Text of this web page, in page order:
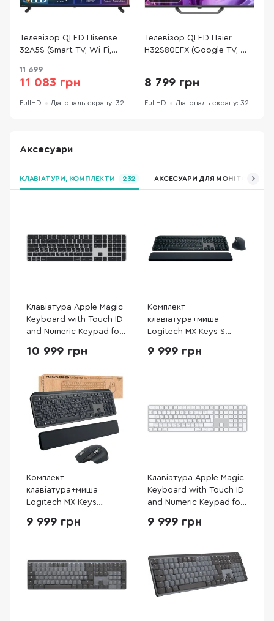
Телевізор QLED Hisense
32A5S (Smart TV, Wi-Fi,
11 699
11 083 грн
FullHD Діагональ екрану: 32
Телевізор QLED Haier
H32S80EFX (Google TV, Wi-
8 799 грн
FullHD Діагональ екрану: 32
Аксесуари
КЛАВІАТУРИ, КОМПЛЕКТИ 232 АКСЕСУАРИ ДЛЯ МОНІТОРІВ ТА
Клавіатура Apple Magic
Keyboard with Touch ID
and Numeric Keypad for
silicon USB-C - Ukrainian
10 999 грн
Комплект
клавіатура+миша
Logitech MX Keys S
011614)
9 999 грн
Комплект
клавіатура+миша
Logitech MX Keys
2 Graphite (920-010933)
9 999 грн
Клавіатура Apple Magic
Keyboard with Touch ID
and Numeric Keypad for
silicon USB-C - Ukrainian
9 999 грн